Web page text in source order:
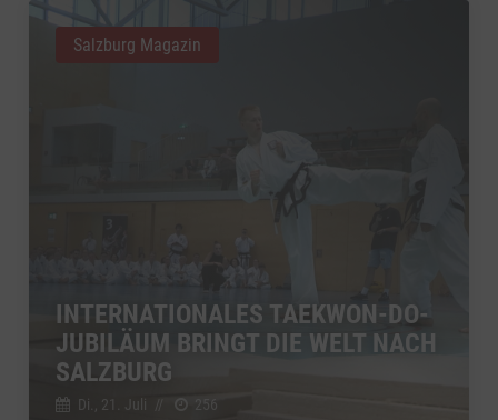
INTERNATIONALES TAEKWON-DO-
JUBILÄUM BRINGT DIE WELT NACH
SALZBURG
Di., 21. Juli // 256
Salzburg Magazin